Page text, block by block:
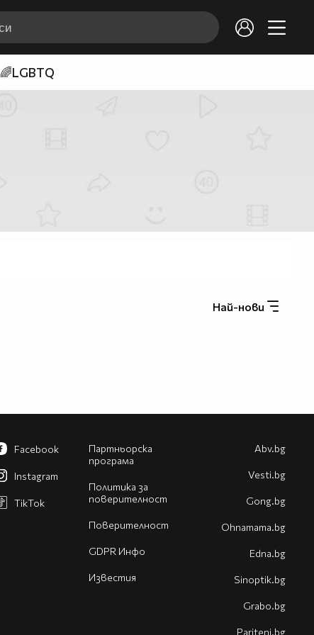
🌈LGBTQ
Най-нови
Партньорска
програма
Политика за
поверителност
Поверителност
GDPR Инфо
Известия
Facebook
Instagram
TikTok
Abv.bg
Vesti.bg
Gong.bg
Оhnamama.bg
Edna.bg
Sinoptik.bg
Grabo.bg
Pariteni.bg